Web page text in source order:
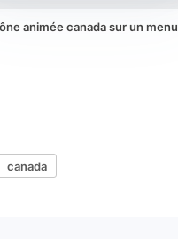
animée canada sur un menu
canada